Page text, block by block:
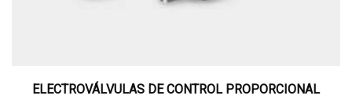
ELECTROVÁLVULAS DE CONTROL PROPORCIONAL